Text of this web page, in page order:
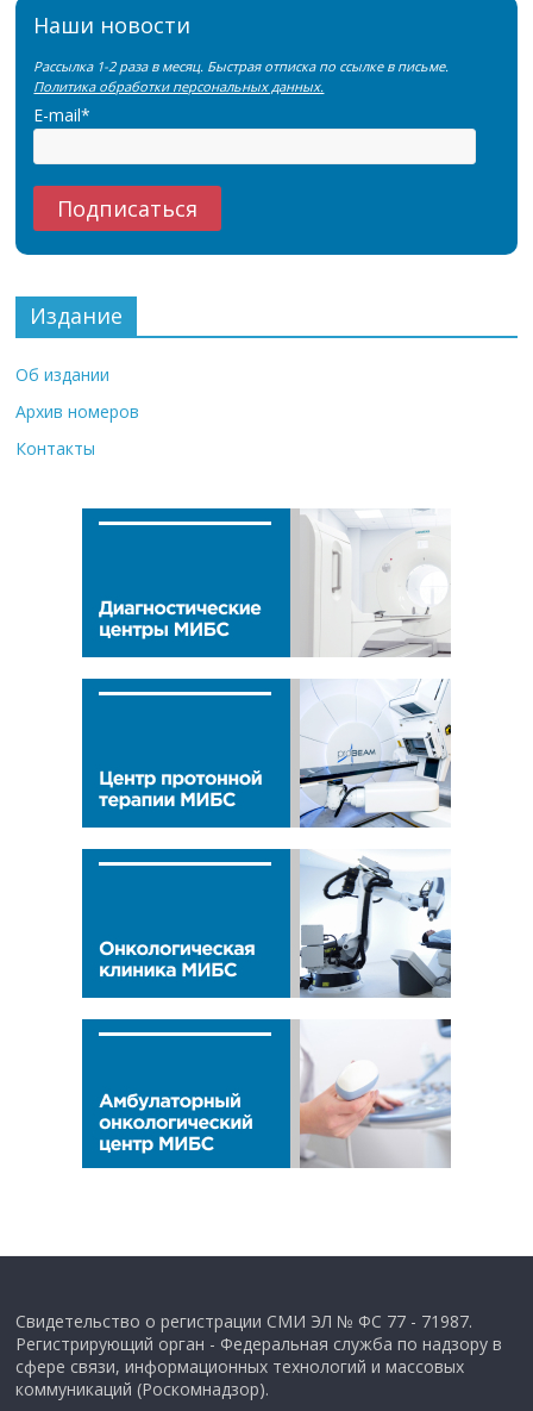
Наши новости
Рассылка 1-2 раза в месяц. Быстрая отписка по ссылке в письме.
Политика обработки персональных данных.
E-mail*
Издание
Об издании
Архив номеров
Контакты
Свидетельство о регистрации СМИ ЭЛ № ФС 77 - 71987.
Регистрирующий орган - Федеральная служба по надзору в
сфере связи, информационных технологий и массовых
коммуникаций (Роскомнадзор).